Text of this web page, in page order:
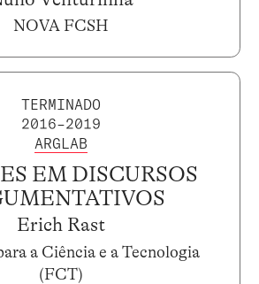
NOVA FCSH
TERMINADO
2016–2019
ARGLAB
EM DISCURSOS
Erich Rast
a Ciência e a Tecnologia
(FCT)